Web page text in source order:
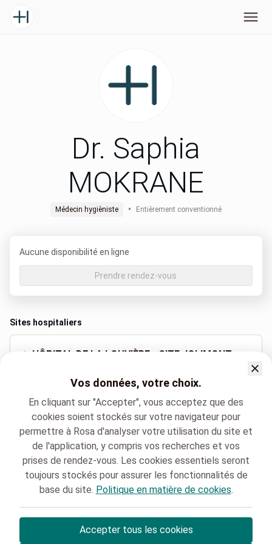
Dr. Saphia
MOKRANE
Médecin hygièniste • Entièrement conventionné
Sites hospitaliers
HÔPITAL DE LA LOUVIÈRE - SITE JOLIMONT
+32 64 23 40 00
Langues parlées
Français (Français)
Aucune disponibilité en ligne
Prendre rendez-vous
HELORA
Prévention et Contrôle des Infections
Vos données, votre choix.
En cliquant sur "Accepter", vous acceptez que des
cookies soient stockés sur votre navigateur pour
permettre à Rosa d'analyser votre utilisation du site et
de l'application, y compris vos recherches et vos
prises de rendez-vous. Les cookies essentiels seront
toujours stockés pour assurer les fonctionnalités de
base du site. Politique en matière de cookies.
Accepter tous les cookies